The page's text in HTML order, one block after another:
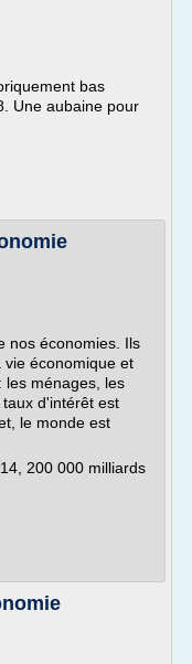
bas
Une aubaine pour
nos économies. Ils
vie économique et
les ménages, les
d'intérêt est
le monde est
200 000 milliards